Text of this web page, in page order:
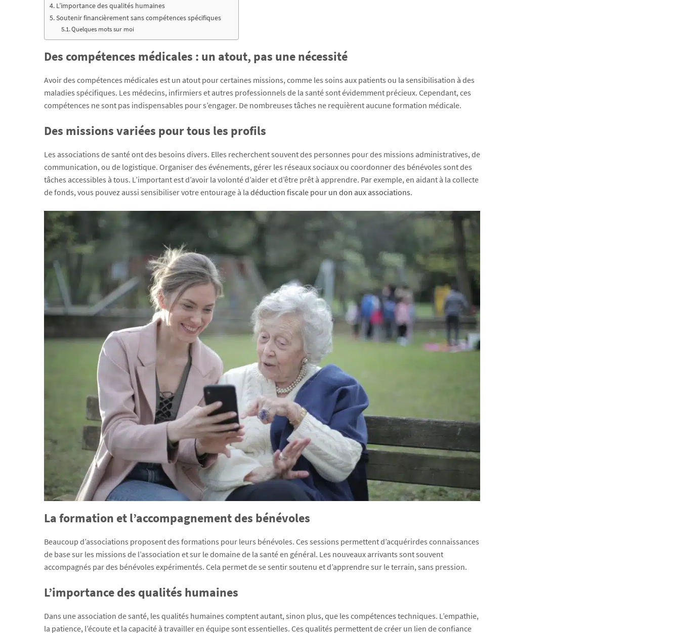
L’importance des qualités humaines
Soutenir financièrement sans compétences spécifiques
Quelques mots sur moi
Des compétences médicales : un atout, pas une nécessité
Avoir des compétences médicales est un atout pour certaines missions, comme les soins aux patients ou la sensibilisation à des
maladies spécifiques. Les médecins, infirmiers et autres professionnels de la santé sont évidemment précieux. Cependant, ces
compétences ne sont pas indispensables pour s’engager. De nombreuses tâches ne requièrent aucune formation médicale.
Des missions variées pour tous les profils
Les associations de santé ont des besoins divers. Elles recherchent souvent des personnes pour des missions administratives, de
communication, ou de logistique. Organiser des événements, gérer les réseaux sociaux ou coordonner des bénévoles sont des
tâches accessibles à tous. L’important est d’avoir la volonté d’aider et d’être prêt à apprendre. Par exemple, en aidant à la collecte
de fonds, vous pouvez aussi sensibiliser votre entourage à la déduction fiscale pour un don aux associations.
La formation et l’accompagnement des bénévoles
Beaucoup d’associations proposent des formations pour leurs bénévoles. Ces sessions permettent d’acquérirdes connaissances
de base sur les missions de l’association et sur le domaine de la santé en général. Les nouveaux arrivants sont souvent
accompagnés par des bénévoles expérimentés. Cela permet de se sentir soutenu et d’apprendre sur le terrain, sans pression.
L’importance des qualités humaines
Dans une association de santé, les qualités humaines comptent autant, sinon plus, que les compétences techniques. L’empathie,
la patience, l’écoute et la capacité à travailler en équipe sont essentielles. Ces qualités permettent de créer un lien de confiance